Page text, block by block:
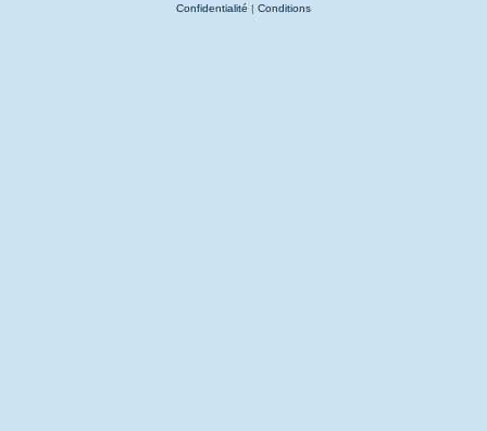
Confidentialité | Conditions